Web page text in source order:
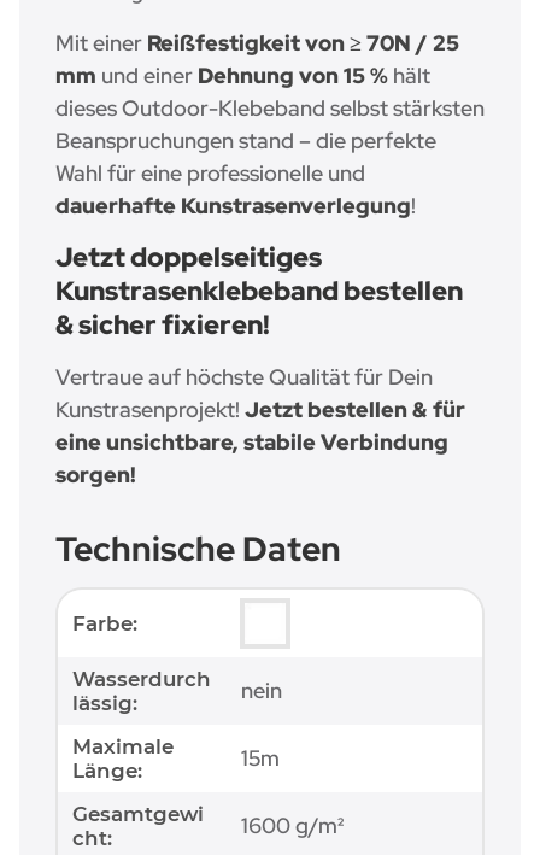
Mit einer Reißfestigkeit von ≥ 70N / 25
mm und einer Dehnung von 15 % hält
dieses Outdoor-Klebeband selbst stärksten
Beanspruchungen stand – die perfekte
Wahl für eine professionelle und
dauerhafte Kunstrasenverlegung!
Jetzt doppelseitiges
Kunstrasenklebeband bestellen
& sicher fixieren!
Vertraue auf höchste Qualität für Dein
Kunstrasenprojekt! Jetzt bestellen & für
eine unsichtbare, stabile Verbindung
sorgen!
Technische Daten
Produkteigenschaft
Wert
Farbe:
Wasserdurch
lässig:
nein
Maximale
Länge:
15m
Gesamtgewi
cht:
1600 g/m²